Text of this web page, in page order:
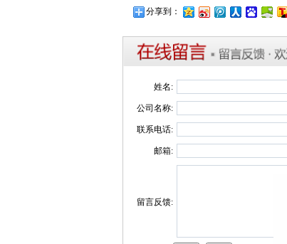
分享到：
姓名:
公司名称:
联系电话:
邮箱:
留言反馈: